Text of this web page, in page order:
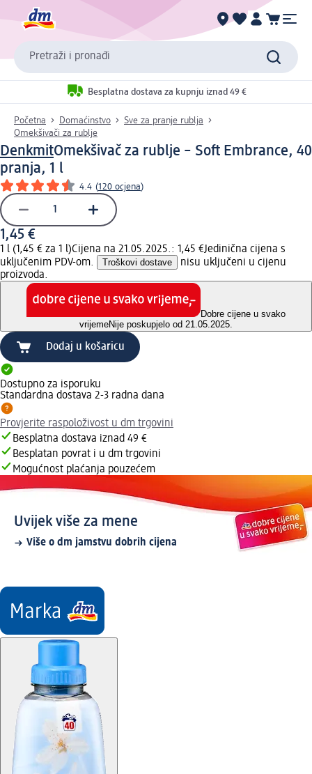
Pretraži i pronađi
Besplatna dostava za kupnju iznad 49 €
Početna Domaćinstvo
Sve za pranje rublja
Omekšivači za rublje
DenkmitOmekšivač za rublje – Soft Embrance, 40
pranja, 1 l
4.4 (120 ocjena)
1,45 €
1 l (1,45 € za 1 l)Cijena na 21.05.2025.: 1,45 €Jedinična cijena s
uključenim PDV-om.
Troškovi dostave
nisu uključeni u cijenu
proizvoda.
Dobre cijene u svako
vrijemeNije poskupjelo od 21.05.2025.
Dodaj u košaricu
Dostupno za isporuku
Standardna dostava 2-3 radna dana
Provjerite raspoloživost u dm trgovini
Besplatna dostava iznad 49 €
Besplatan povrat i u dm trgovini
Mogućnost plaćanja pouzećem
Uvijek više za mene
Više o dm jamstvu dobrih cijena